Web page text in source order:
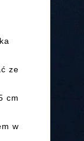
ze
cm
w